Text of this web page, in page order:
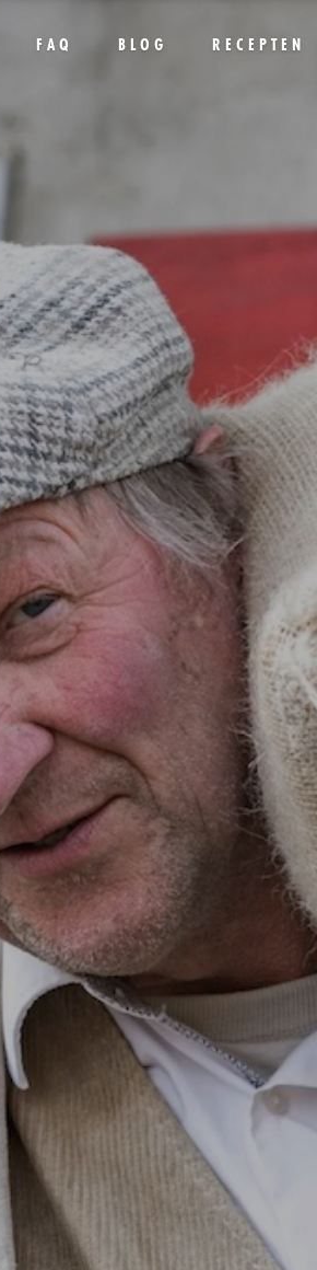
FAQ BLOG RECEPTEN